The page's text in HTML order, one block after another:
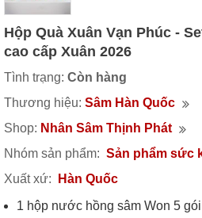
Hộp Quà Xuân Vạn Phúc -
cao cấp Xuân 2026
Tình trạng: Còn hàng
Thương hiệu: Sâm Hàn Quốc
Shop: Nhân Sâm Thịnh Phát
Nhóm sản phẩm: Sản phẩm sức
Xuất xứ:
Hàn Quốc
1 hộp nước hồng sâm Won 5 gói